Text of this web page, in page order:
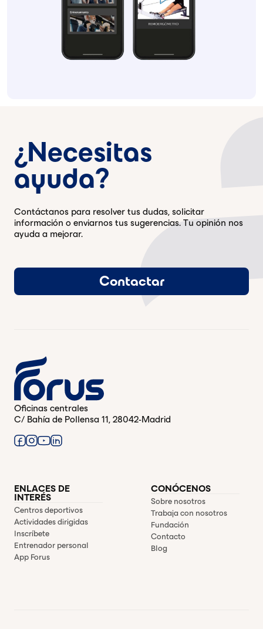
¿Necesitas
ayuda?
Contáctanos para resolver tus dudas, solicitar
información o enviarnos tus sugerencias. Tu opinión nos
ayuda a mejorar.
Contactar
Oficinas centrales
C/ Bahía de Pollensa 11, 28042-Madrid
ENLACES DE
INTERÉS
Centros deportivos
Actividades dirigidas
Inscríbete
Entrenador personal
App Forus
CONÓCENOS
Sobre nosotros
Trabaja con nosotros
Fundación
Contacto
Blog